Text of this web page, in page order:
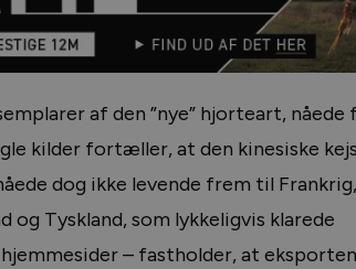
af den ”nye” hjorteart,
kilder fortæller, at den kinesiske
dog ikke levende frem til
Tyskland, som lykkeligvis klarede
– fastholder, at